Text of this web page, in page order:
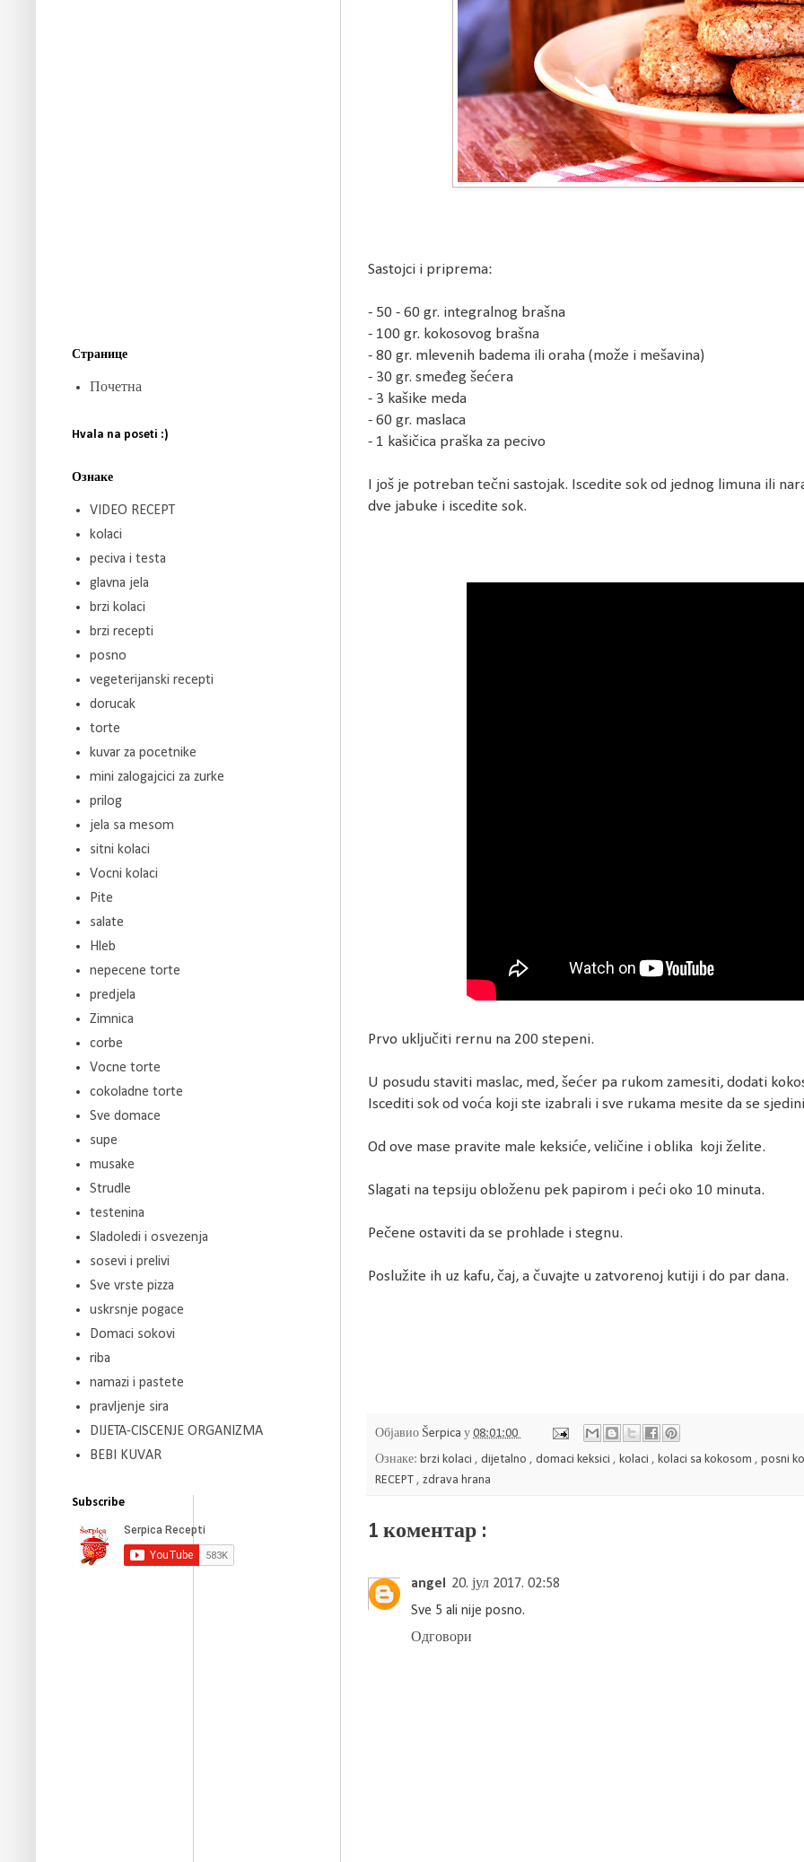
Sastojci i priprema:
- 50 - 60 gr. integralnog brašna
- 100 gr. kokosovog brašna
- 80 gr. mlevenih badema ili oraha (može i mešavina)
- 30 gr. smeđeg šećera
- 3 kašike meda
- 60 gr. maslaca
- 1 kašičica praška za pecivo
I još je potreban tečni sastojak. Iscedite sok od jednog limuna ili
dve jabuke i iscedite sok.
Prvo uključiti rernu na 200 stepeni.
U posudu staviti maslac, med, šećer pa rukom zamesiti, dodati
Iscediti sok od voća koji ste izabrali i sve rukama mesite da se
Od ove mase pravite male keksiće, veličine i oblika koji želite.
Slagati na tepsiju obloženu pek papirom i peći oko 10 minuta.
Pečene ostaviti da se prohlade i stegnu.
Poslužite ih uz kafu, čaj, a čuvajte u zatvorenoj kutiji i do par dana.
Објавио Šerpica у 08:01:00
Ознаке: brzi kolaci , dijetalno , domaci keksici , kolaci , kolaci sa kokosom , posni
RECEPT , zdrava hrana
1 коментар :
angel 20. јул 2017. 02:58
Sve 5 ali nije posno.
Одговори
Странице
Почетна
Hvala na poseti :)
Ознаке
VIDEO RECEPT
kolaci
peciva i testa
glavna jela
brzi kolaci
brzi recepti
posno
vegeterijanski recepti
dorucak
torte
kuvar za pocetnike
mini zalogajcici za zurke
prilog
jela sa mesom
sitni kolaci
Vocni kolaci
Pite
salate
Hleb
nepecene torte
predjela
Zimnica
corbe
Vocne torte
cokoladne torte
Sve domace
supe
musake
Strudle
testenina
Sladoledi i osvezenja
sosevi i prelivi
Sve vrste pizza
uskrsnje pogace
Domaci sokovi
riba
namazi i pastete
pravljenje sira
DIJETA-CISCENJE ORGANIZMA
BEBI KUVAR
Subscribe